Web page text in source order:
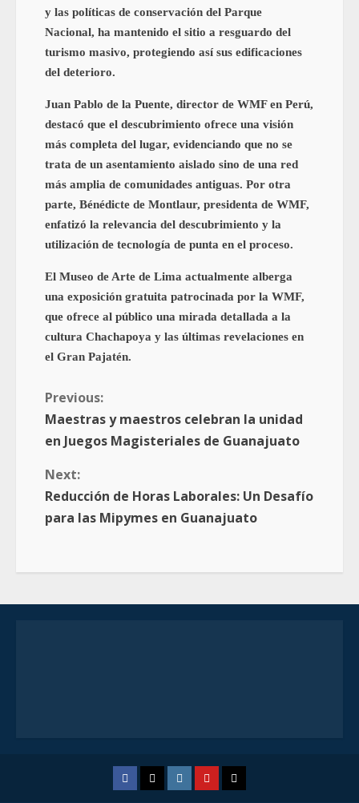
y las políticas de conservación del Parque
Nacional, ha mantenido el sitio a resguardo del
turismo masivo, protegiendo así sus edificaciones
del deterioro.
Juan Pablo de la Puente, director de WMF en Perú,
destacó que el descubrimiento ofrece una visión
más completa del lugar, evidenciando que no se
trata de un asentamiento aislado sino de una red
más amplia de comunidades antiguas. Por otra
parte, Bénédicte de Montlaur, presidenta de WMF,
enfatizó la relevancia del descubrimiento y la
utilización de tecnología de punta en el proceso.
El Museo de Arte de Lima actualmente alberga
una exposición gratuita patrocinada por la WMF,
que ofrece al público una mirada detallada a la
cultura Chachapoya y las últimas revelaciones en
el Gran Pajatén.
Previous:
Maestras y maestros celebran la unidad
en Juegos Magisteriales de Guanajuato
Next:
Reducción de Horas Laborales: Un Desafío
para las Mipymes en Guanajuato